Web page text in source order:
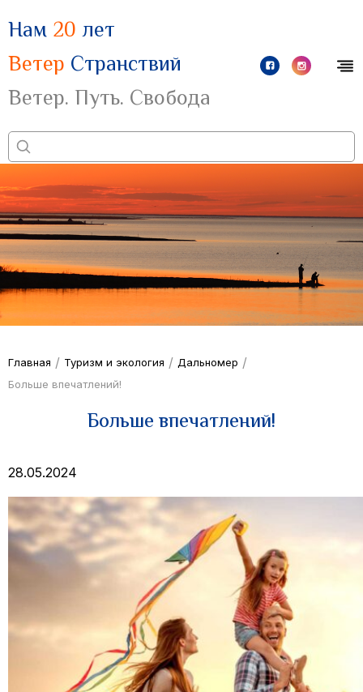
Нам 20 лет
Ветер Странствий
Ветер. Путь. Свобода
Главная / Туризм и экология / Дальномер /
Больше впечатлений!
Больше впечатлений!
28.05.2024